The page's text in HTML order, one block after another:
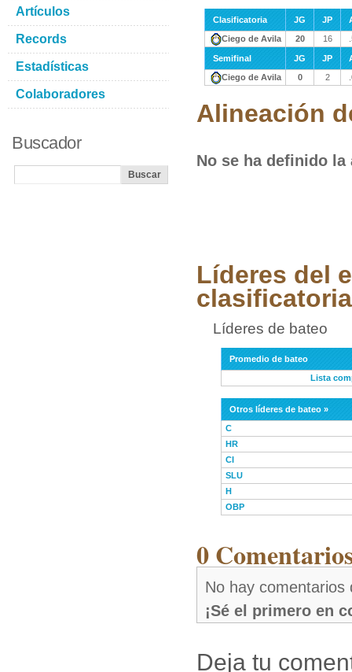
Clasificatoria JG JP
Ciego de Avila
20 16
Semifinal JG JP
Ciego de Avila
0 2
Alineación
No se ha definido
Líderes del
clasificatoria
Líderes de bateo
Promedio de bateo
Lista
Otros líderes de bateo »
C
HR
CI
SLU
H
OBP
0
No hay comentarios
¡Sé el primero en
Deja tu
Artículos
Records
Estadísticas
Colaboradores
Buscador